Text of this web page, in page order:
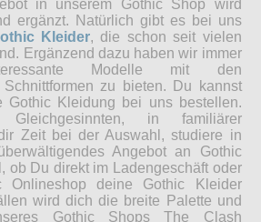
in unserem Gothic Shop wird
ergänzt. Natürlich gibt es bei uns
Kleider, die schon seit vielen
Ergänzend dazu haben wir immer
Modelle mit den
Schnittformen zu bieten. Du kannst
Gothic Kleidung bei uns bestellen.
Gleichgesinnten, in familiärer
Zeit bei der Auswahl, studiere in
Angebot an Gothic
ob Du direkt im Ladengeschäft oder
Onlineshop deine Gothic Kleider
wird dich die breite Palette und
Gothic Shops The Clash